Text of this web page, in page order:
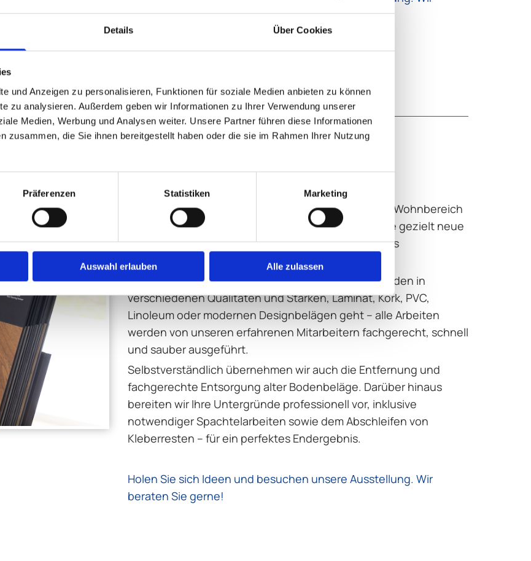
Details Über Cookies
und Anzeigen zu personalisieren, Funktionen für soziale Medien anbieten zu können
zu analysieren. Außerdem geben wir Informationen zu Ihrer Verwendung unserer
Medien, Werbung und Analysen weiter. Unsere Partner führen diese Informationen
zusammen, die Sie ihnen bereitgestellt haben oder die sie im Rahmen Ihrer Nutzung
Präferenzen Statistiken Marketing
Auswahl erlauben Alle zulassen
beraten Sie gerne!
Ob für Büro, gewerbliche Flächen oder den privaten Wohnbereich
– mit der richtigen Wahl des Bodenbelags setzen Sie gezielt neue
Akzente und verleihen Ihren Räumen ein völlig neues
Erscheinungsbild.
Ganz gleich, ob es um die Verlegung von Teppichböden in
verschiedenen Qualitäten und Stärken, Laminat, Kork, PVC,
Linoleum oder modernen Designbelägen geht – alle Arbeiten
werden von unseren erfahrenen Mitarbeitern fachgerecht, schnell
und sauber ausgeführt.
Selbstverständlich übernehmen wir auch die Entfernung und
fachgerechte Entsorgung alter Bodenbeläge. Darüber hinaus
bereiten wir Ihre Untergründe professionell vor, inklusive
notwendiger Spachtelarbeiten sowie dem Abschleifen von
Kleberresten – für ein perfektes Endergebnis.
Holen Sie sich Ideen und besuchen unsere Ausstellung. Wir
beraten Sie gerne!